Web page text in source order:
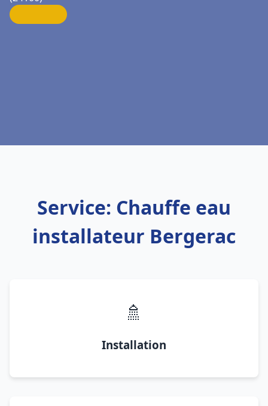
Service: Chauffe eau
installateur Bergerac
🚿
Installation